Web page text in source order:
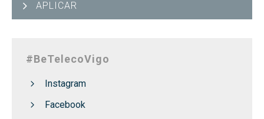
APLICAR
#BeTelecoVigo
Instagram
Facebook